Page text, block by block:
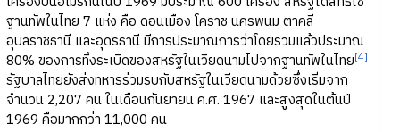
ฐานทัพในไทย 7 แห่ง คือ ดอนเมือง โคราช นครพนม ตาคลี
อุบลราชธานี และอุดรธานี มีการประมาณการว่าโดยรวมแล้วประมาณ
80% ของการทิ้งระเบิดของสหรัฐในเวียดนามไปจากฐานทัพในไทย[4]
รัฐบาลไทยยังส่งทหารร่วมรบกับสหรัฐในเวียดนามด้วยซึ่งเริ่มจาก
จำนวน 2,207 คน ในเดือนกันยายน ค.ศ. 1967 และสูงสุดในต้นปี
1969 คือมากกว่า 11,000 คน